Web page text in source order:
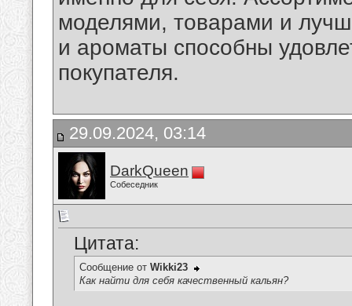
моделями, товарами и
и ароматы способны
покупателя.
29.09.2024, 03:14
DarkQueen
Собеседник
Цитата:
Сообщение от Wikki23
Как найти для себя качественный кальян?